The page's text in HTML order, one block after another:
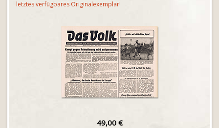
letztes verfügbares Originalexemplar!
49,00 €